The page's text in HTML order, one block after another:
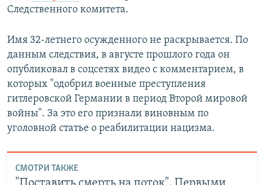
Следственного комитета.
Имя 32-летнего осужденного не раскрывается. По
данным следствия, в августе прошлого года он
опубликовал в соцсетях видео с комментарием, в
которых "одобрил военные преступления
гитлеровской Германии в период Второй мировой
войны". За это его признали виновным по
уголовной статье о реабилитации нацизма.
СМОТРИ ТАКЖЕ